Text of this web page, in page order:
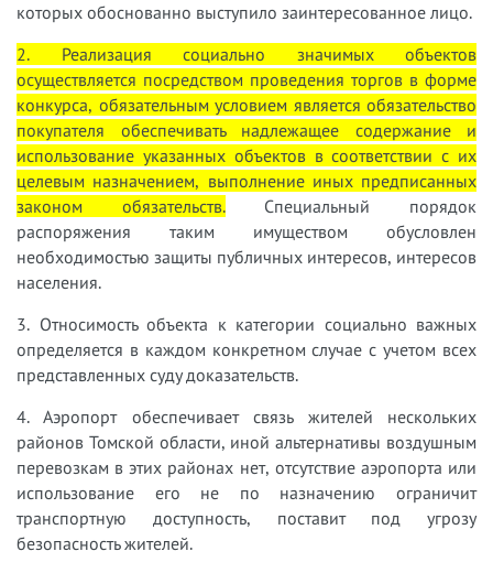
которых обоснованно выступило заинтересованное лицо.
2. Реализация социально значимых объектов
осуществляется посредством проведения торгов в форме
конкурса, обязательным условием является обязательство
покупателя обеспечивать надлежащее содержание и
использование указанных объектов в соответствии с их
целевым назначением, выполнение иных предписанных
законом обязательств.Специальный порядок
распоряжения таким имуществом обусловлен
необходимостью защиты публичных интересов, интересов
населения.
3. Относимость объекта к категории социально важных
определяется в каждом конкретном случае с учетом всех
представленных суду доказательств.
4. Аэропорт обеспечивает связь жителей нескольких
районов Томской области, иной альтернативы воздушным
перевозкам в этих районах нет, отсутствие аэропорта или
использование его не по назначению ограничит
транспортную доступность, поставит под угрозу
безопасность жителей.